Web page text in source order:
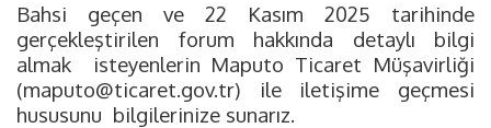
Bahsi geçen ve 22 Kasım 2025 tarihinde
gerçekleştirilen forum hakkında detaylı bilgi
almak isteyenlerin Maputo Ticaret Müşavirliği
(maputo@ticaret.gov.tr) ile iletişime geçmesi
hususunu bilgilerinize sunarız.